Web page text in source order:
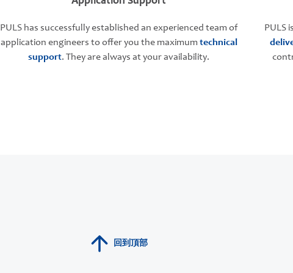
PULS has successfully established an experienced team of
application engineers to offer you the maximum technical
support. They are always at your availability.
PULS
回到頂部